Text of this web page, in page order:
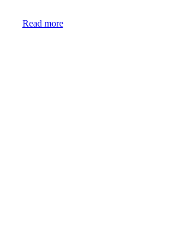
Read more